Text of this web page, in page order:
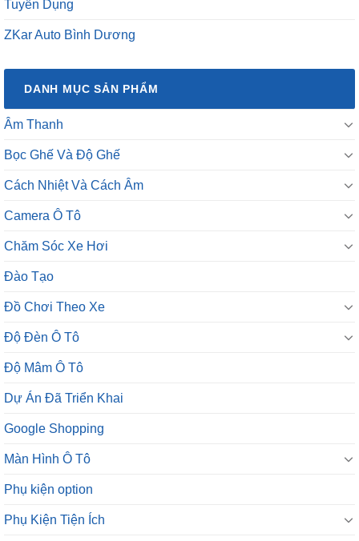
Tuyển Dụng
ZKar Auto Bình Dương
DANH MỤC SẢN PHẨM
Âm Thanh
Bọc Ghế Và Độ Ghế
Cách Nhiệt Và Cách Âm
Camera Ô Tô
Chăm Sóc Xe Hơi
Đào Tạo
Đồ Chơi Theo Xe
Độ Đèn Ô Tô
Độ Mâm Ô Tô
Dự Án Đã Triển Khai
Google Shopping
Màn Hình Ô Tô
Phụ kiện option
Phụ Kiện Tiện Ích